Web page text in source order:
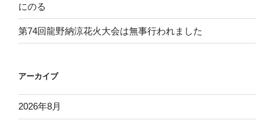
にのる
第74回龍野納涼花火大会は無事行われました
アーカイブ
2026年8月